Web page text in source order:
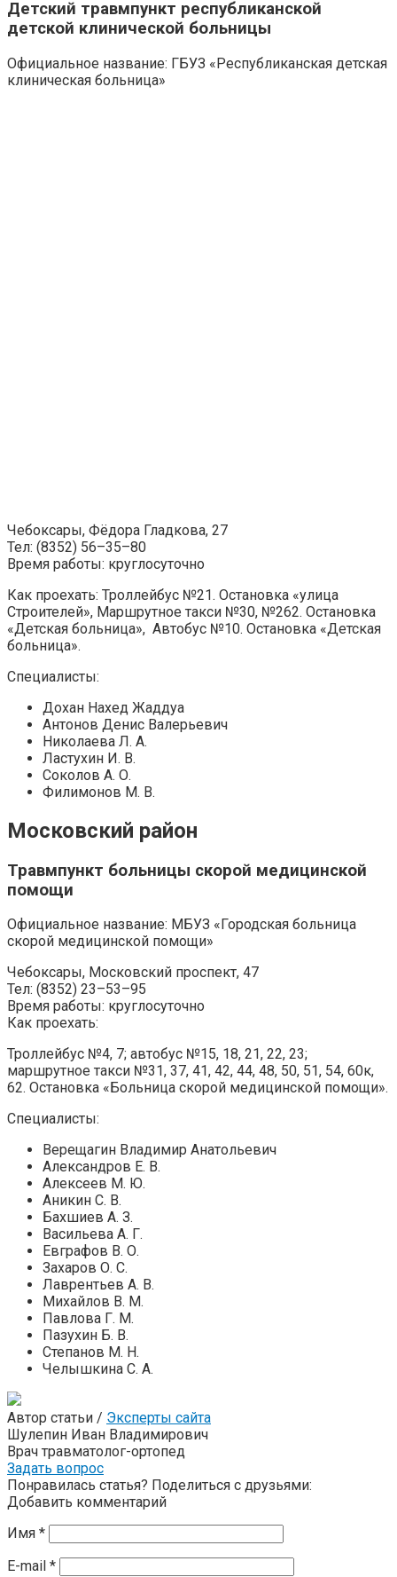
Детский травмпункт республиканской
детской клинической больницы
Официальное название: ГБУЗ «Республиканская детская
клиническая больница»
Чебоксары, Фёдора Гладкова, 27
Тел: (8352) 56–35–80
Время работы: круглосуточно
Как проехать: Троллейбус №21. Остановка «улица
Строителей», Маршрутное такси №30, №262. Остановка
«Детская больница», Автобус №10. Остановка «Детская
больница».
Специалисты:
Дохан Нахед Жаддуа
Антонов Денис Валерьевич
Николаева Л. А.
Ластухин И. В.
Соколов А. О.
Филимонов М. В.
Московский район
Травмпункт больницы скорой медицинской
помощи
Официальное название: МБУЗ «Городская больница
скорой медицинской помощи»
Чебоксары, Московский проспект, 47
Тел: (8352) 23–53–95
Время работы: круглосуточно
Как проехать:
Троллейбус №4, 7; автобус №15, 18, 21, 22, 23;
маршрутное такси №31, 37, 41, 42, 44, 48, 50, 51, 54, 60к,
62. Остановка «Больница скорой медицинской помощи».
Специалисты:
Верещагин Владимир Анатольевич
Александров Е. В.
Алексеев М. Ю.
Аникин С. В.
Бахшиев А. З.
Васильева А. Г.
Евграфов В. О.
Захаров О. С.
Лаврентьев А. В.
Михайлов В. М.
Павлова Г. М.
Пазухин Б. В.
Степанов М. Н.
Челышкина С. А.
Автор статьи / Эксперты сайта
Шулепин Иван Владимирович
Врач травматолог-ортопед
Задать вопрос
Понравилась статья? Поделиться с друзьями:
Добавить комментарий
Имя *
E-mail *